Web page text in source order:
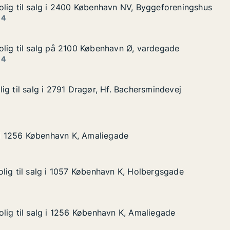
NV, Byggeforeningshus
2400 København NV, Byggeforeningshus
til salg i 2400 København NV, Byggeforeningshus
til salg i 2400 København NV, Byggeforeningshus
Ø, vardegade
2100 København Ø, vardegade
til salg på 2100 København Ø, vardegade
til salg på 2100 København Ø, vardegade
Dragør, Hf. Bachersmindevej
til salg i 2791 Dragør, Hf. Bachersmindevej
til salg i 2791 Dragør, Hf. Bachersmindevej
K, Amaliegade
København K, Amaliegade
København K, Amaliegade
Holbergsgade
1057 København K, Holbergsgade
til salg i 1057 København K, Holbergsgade
til salg i 1057 København K, Holbergsgade
Amaliegade
1256 København K, Amaliegade
til salg i 1256 København K, Amaliegade
til salg i 1256 København K, Amaliegade